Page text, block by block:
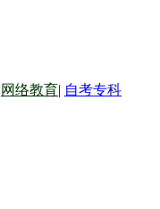
网络教育| 自考专科